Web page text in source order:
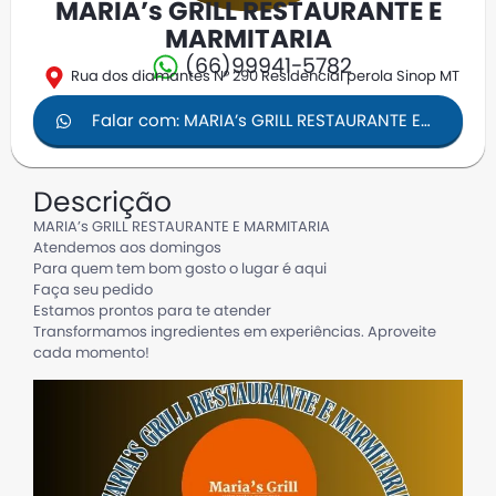
MARIA’s GRILL RESTAURANTE E
MARMITARIA
(66)99941-5782
Rua dos diamantes N° 290 Residencial perola Sinop MT
Falar com: MARIA’s GRILL RESTAURANTE E
MARMITARIA
Descrição
MARIA’s GRILL RESTAURANTE E MARMITARIA
Atendemos aos domingos
Para quem tem bom gosto o lugar é aqui
Faça seu pedido
Estamos prontos para te atender
Transformamos ingredientes em experiências. Aproveite
cada momento!